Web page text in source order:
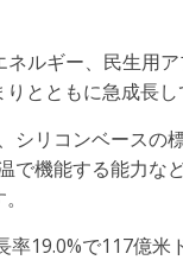
ルギー、民生用
とともに急成長し
シリコンベースの
で機能する能力な
19.0%で117億米